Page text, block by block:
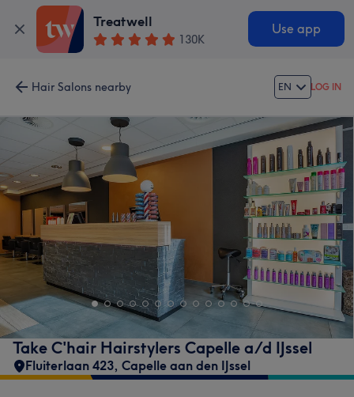
Treatwell
130K
Use app
Hair Salons nearby EN LOG IN
Take C'hair Hairstylers Capelle a/d IJssel
Fluiterlaan 423, Capelle aan den IJssel